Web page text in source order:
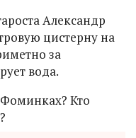
Александр
цистерну на
за
вода.
Кто